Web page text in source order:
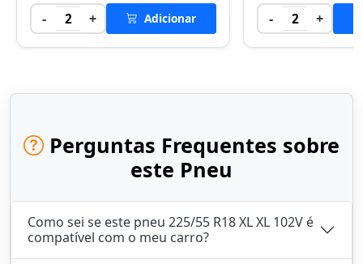
- 2 + Adicionar - 2 +
Perguntas Frequentes sobre
este Pneu
Como sei se este pneu 225/55 R18 XL XL 102V é
compatível com o meu carro?